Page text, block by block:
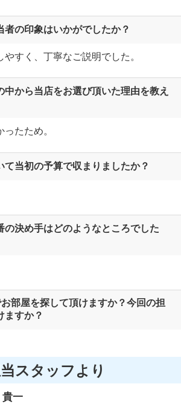
者の印象はいかがでしたか？
すく、丁寧なご説明でした。
中から当店をお選び頂いた理由を教え
たため。
て当初の予算で収まりましたか？
の決め手はどのようなところでした
部屋を探して頂けますか？今回の担
ますか？
スタッフより
貴一